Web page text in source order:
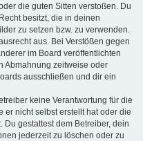
die guten Sitten verstoßen. Du
besitzt, die in deinen
zu setzen bzw. zu verwenden.
aus. Bei Verstößen gegen
im Board veröffentlichten
Abmahnung zeitweise oder
ausschließen und dir ein
keine Verantwortung für die
er nicht selbst erstellt hat oder die
gestattest dem Betreiber, dein
jederzeit zu löschen oder zu